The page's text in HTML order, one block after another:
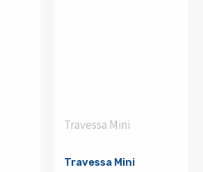
Travessa Mini
Travessa Mini